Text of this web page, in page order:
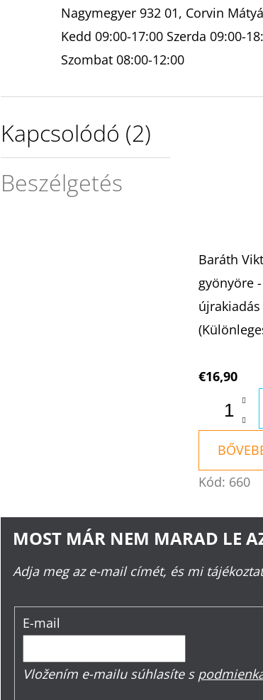
Nagymegyer 932 01, Corvin
Kedd 09:00-17:00 Szerda 09:00-
Szombat 08:00-12:00
Kapcsolódó (2)
Beszélgetés
Baráth
gyönyöre
€16,90
Kód: 660
MOST MÁR NEM MARAD LE
Adja meg az e-mail címét, és mi
E-mail
Vložením e-mailu súhlasíte s